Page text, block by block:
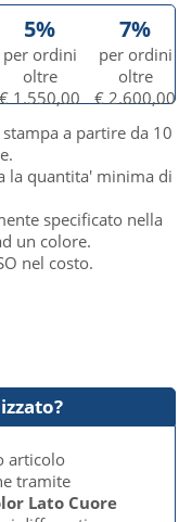
5%
per ordini
oltre
€ 1.550,00
7%
per ordini
oltre
€ 2.600,00
a partire da 10
la quantita' minima di
specificato nella
un colore.
nel costo.
articolo
tramite
Lato Cuore